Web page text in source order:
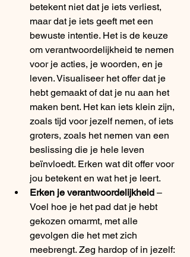
betekent niet dat je iets verliest,
maar dat je iets geeft met een
bewuste intentie. Het is de keuze
om verantwoordelijkheid te nemen
voor je acties, je woorden, en je
leven. Visualiseer het offer dat je
hebt gemaakt of dat je nu aan het
maken bent. Het kan iets klein zijn,
zoals tijd voor jezelf nemen, of iets
groters, zoals het nemen van een
beslissing die je hele leven
beïnvloedt. Erken wat dit offer voor
jou betekent en wat het je leert.
Erken je verantwoordelijkheid –
Voel hoe je het pad dat je hebt
gekozen omarmt, met alle
gevolgen die het met zich
meebrengt. Zeg hardop of in jezelf: